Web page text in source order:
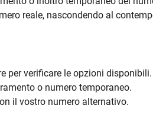
reale, nascondendo al
per verificare le opzioni disponibili.
o numero temporaneo.
il vostro numero alternativo.